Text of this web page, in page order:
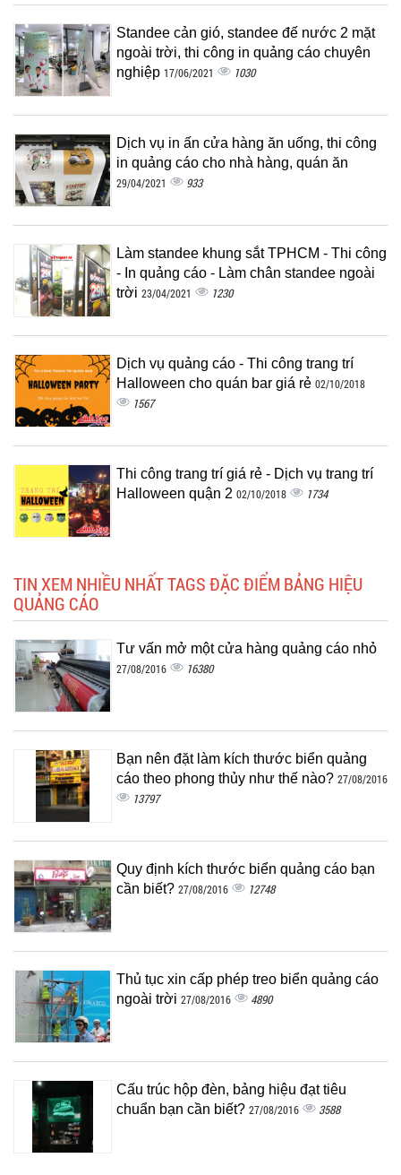
Standee cản gió, standee đế nước 2 mặt
ngoài trời, thi công in quảng cáo chuyên
nghiệp 17/06/2021 1030
Dịch vụ in ấn cửa hàng ăn uống, thi công
in quảng cáo cho nhà hàng, quán ăn
29/04/2021 933
Làm standee khung sắt TPHCM - Thi công
- In quảng cáo - Làm chân standee ngoài
trời 23/04/2021 1230
Dịch vụ quảng cáo - Thi công trang trí
Halloween cho quán bar giá rẻ 02/10/2018
1567
Thi công trang trí giá rẻ - Dịch vụ trang trí
Halloween quận 2 02/10/2018 1734
TIN XEM NHIỀU NHẤT TAGS ĐẶC ĐIỂM BẢNG HIỆU
QUẢNG CÁO
Tư vấn mở một cửa hàng quảng cáo nhỏ
27/08/2016 16380
Bạn nên đặt làm kích thước biển quảng
cáo theo phong thủy như thế nào? 27/08/2016
13797
Quy định kích thước biển quảng cáo bạn
cần biết? 27/08/2016 12748
Thủ tục xin cấp phép treo biển quảng cáo
ngoài trời 27/08/2016 4890
Cấu trúc hộp đèn, bảng hiệu đạt tiêu
chuẩn bạn cần biết? 27/08/2016 3588